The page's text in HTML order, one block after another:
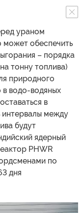
ураном
может обеспечить
– порядка
тонну топлива)
природного
в водо-водяных
в
интервалы между
будут
ядерный
PHWR
по
дня